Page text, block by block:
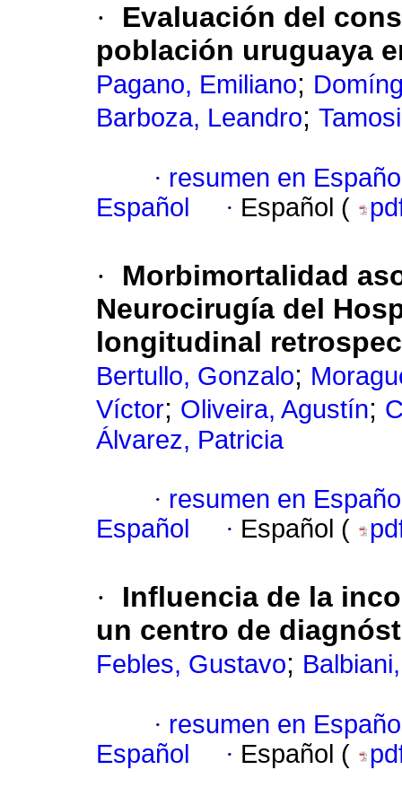
·
Evaluación del
población uruguaya
Pagano, Emiliano;
Barboza, Leandro;
· resumen en
Español
· Español (
·
Morbimortalidad
Neurocirugía del
longitudinal
Bertullo, Gonzalo;
Víctor; Oliveira, Agustín;
Álvarez, Patricia
· resumen en
Español
· Español (
·
Influencia de la
un centro de
Febles, Gustavo;
· resumen en
Español
· Español (